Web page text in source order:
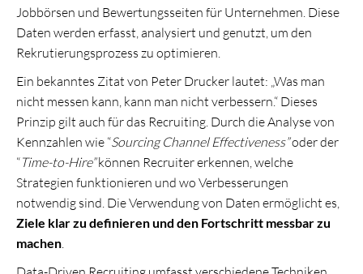
Jobbörsen und Bewertungsseiten für Unternehmen. Diese
Daten werden erfasst, analysiert und genutzt, um den
Rekrutierungsprozess zu optimieren.
Ein bekanntes Zitat von Peter Drucker lautet: „Was man
nicht messen kann, kann man nicht verbessern.“ Dieses
Prinzip gilt auch für das Recruiting. Durch die Analyse von
Kennzahlen wie “Sourcing Channel Effectiveness”oder der
“Time-to-Hire”können Recruiter erkennen, welche
Strategien funktionieren und wo Verbesserungen
notwendig sind. Die Verwendung von Daten ermöglicht es,
Ziele klar zu definieren und den Fortschritt messbar zu
machen